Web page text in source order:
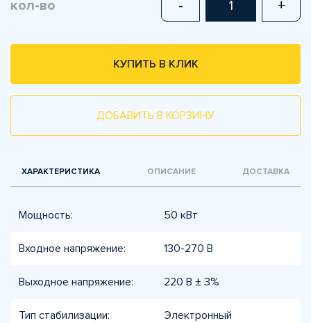
кол-во - +
КУПИТЬ В КЛИК
ДОБАВИТЬ В КОРЗИНУ
ХАРАКТЕРИСТИКА ОПИСАНИЕ ДОСТАВКА
Мощность: 50 кВт
Входное напряжение: 130-270 В
Выходное напряжение: 220 В ± 3%
Тип стабилизации: Электронный